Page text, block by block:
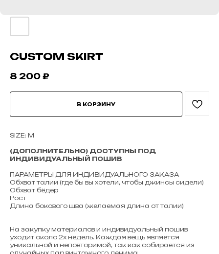
CUSTOM SKIRT
8 200 ₽
В КОРЗИНУ
SIZE: M
(ДОПОЛНИТЕЛЬНО) ДОСТУПНЫ ПОД
ИНДИВИДУАЛЬНЫЙ ПОШИВ
ПАРАМЕТРЫ ДЛЯ ИНДИВИДУАЛЬНОГО ЗАКАЗА
Обхват талии (где бы вы хотели, чтобы джинсы сидели)
Обхват бёдер
Рост
Длина бокового шва (желаемая длина от талии)
На закупку материалов и индивидуальный пошив
уходит около 2х недель. Каждая вещь является
уникальной и неповторимой, так как собирается из